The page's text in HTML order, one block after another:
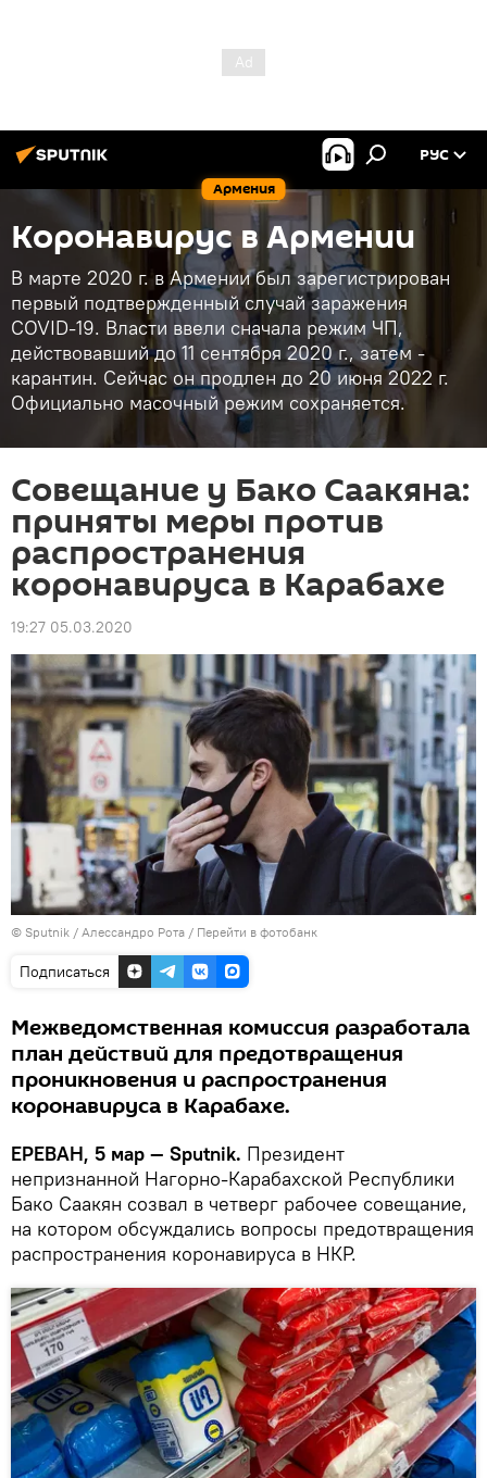
Армения
РУС
Коронавирус в Армении
В марте 2020 г. в Армении был зарегистрирован
первый подтвержденный случай заражения
COVID-19. Власти ввели сначала режим ЧП,
действовавший до 11 сентября 2020 г., затем -
карантин. Сейчас он продлен до 20 июня 2022 г.
Официально масочный режим сохраняется.
Совещание у Бако Саакяна:
приняты меры против
распространения
коронавируса в Карабахе
19:27 05.03.2020
© Sputnik / Алессандро Рота / Перейти в фотобанк
Подписаться
Межведомственная комиссия разработала
план действий для предотвращения
проникновения и распространения
коронавируса в Карабахе.
ЕРЕВАН, 5 мар — Sputnik. Президент
непризнанной Нагорно-Карабахской Республики
Бако Саакян созвал в четверг рабочее совещание,
на котором обсуждались вопросы предотвращения
распространения коронавируса в НКР.